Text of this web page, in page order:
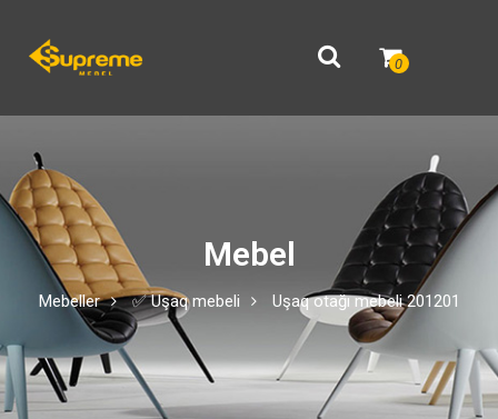
0
Mebel
Mebeller ✅ Uşaq mebeli Uşaq otağı mebeli 201201